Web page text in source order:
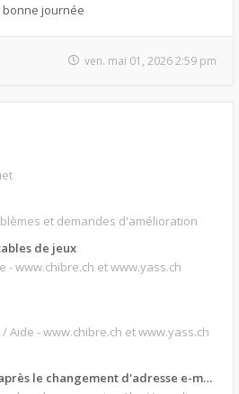
bonne journée
ven. mai 01, 2026 2:59 pm
et demandes d'amélioration
tables de jeux
- www.chibre.ch et www.yass.ch
Aide - www.chibre.ch et www.yass.ch
le changement d'adresse e-mail.